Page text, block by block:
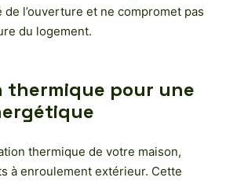
de l’ouverture et ne compromet pas
du logement.
thermique pour une
thermique de votre maison,
à enroulement extérieur. Cette